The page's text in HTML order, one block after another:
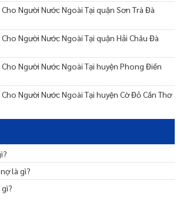
Cho Người Nước Ngoài Tại quận Sơn Trà Đà
Cho Người Nước Ngoài Tại quận Hải Châu Đà
Cho Người Nước Ngoài Tại huyện Phong Điền
Cho Người Nước Ngoài Tại huyện Cờ Đỏ Cần Thơ
Cho Người Nước Ngoài Tại quận Thốt Nốt Cần
bao nhiêu tiền? Mất bao lâu?
Người Nước Ngoài Tại quận Cái Răng Cần
là gì?